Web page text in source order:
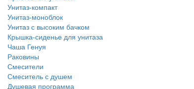
Унитаз-компакт
Унитаз-моноблок
Унитаз с высоким бачком
Крышка-сиденье для унитаза
Чаша Генуя
Раковины
Смесители
Смеситель с душем
Душевая программа